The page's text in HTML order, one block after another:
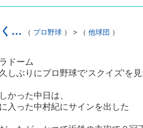
く… （ プロ野球 ） > （ 他球団 ）
ドーム
しぶりにプロ野球で‘スクイズ’を
かった中日は、
入った中村紀にサインを出した